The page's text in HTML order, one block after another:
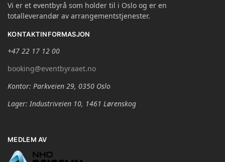
Vi er et eventbyrå som holder til i Oslo og er en
totalleverandør av arrangementstjenester.
KONTAKTINFORMASJON
+47 22 17 12 00
booking@eventbyraaet.no
Kontor: Parkveien 29, 0350 Oslo
Lager: Industriveien 10, 1461 Lørenskog
MEDLEM AV